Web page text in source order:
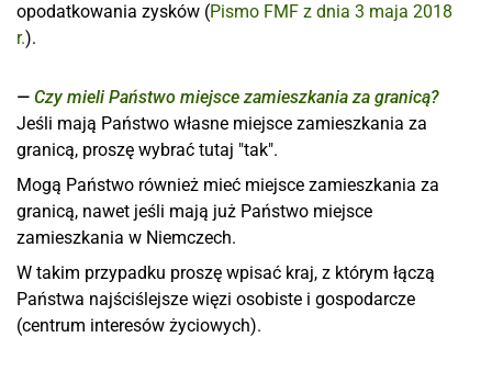
opodatkowania zysków (Pismo FMF z dnia 3 maja 2018
r.).
Czy mieli Państwo miejsce zamieszkania za granicą?
Jeśli mają Państwo własne miejsce zamieszkania za
granicą, proszę wybrać tutaj "tak".
Mogą Państwo również mieć miejsce zamieszkania za
granicą, nawet jeśli mają już Państwo miejsce
zamieszkania w Niemczech.
W takim przypadku proszę wpisać kraj, z którym łączą
Państwa najściślejsze więzi osobiste i gospodarcze
(centrum interesów życiowych).